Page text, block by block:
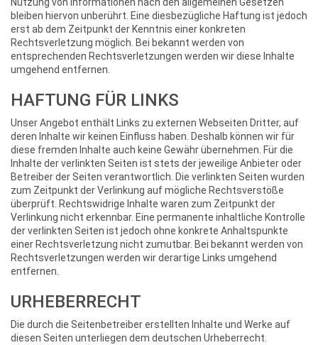
bleiben hiervon unberührt. Eine diesbezügliche Haftung ist jedoch
erst ab dem Zeitpunkt der Kenntnis einer konkreten
Rechtsverletzung möglich. Bei bekannt werden von
entsprechenden Rechtsverletzungen werden wir diese Inhalte
umgehend entfernen.
HAFTUNG FÜR LINKS
Unser Angebot enthält Links zu externen Webseiten Dritter, auf
deren Inhalte wir keinen Einfluss haben. Deshalb können wir für
diese fremden Inhalte auch keine Gewähr übernehmen. Für die
Inhalte der verlinkten Seiten ist stets der jeweilige Anbieter oder
Betreiber der Seiten verantwortlich. Die verlinkten Seiten wurden
zum Zeitpunkt der Verlinkung auf mögliche Rechtsverstöße
überprüft. Rechtswidrige Inhalte waren zum Zeitpunkt der
Verlinkung nicht erkennbar. Eine permanente inhaltliche Kontrolle
der verlinkten Seiten ist jedoch ohne konkrete Anhaltspunkte
einer Rechtsverletzung nicht zumutbar. Bei bekannt werden von
Rechtsverletzungen werden wir derartige Links umgehend
entfernen.
URHEBERRECHT
Die durch die Seitenbetreiber erstellten Inhalte und Werke auf
diesen Seiten unterliegen dem deutschen Urheberrecht.